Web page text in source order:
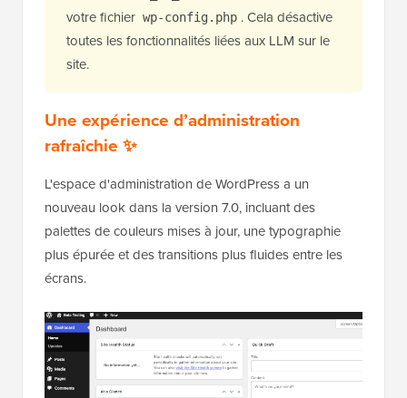
votre fichier wp-config.php . Cela désactive
toutes les fonctionnalités liées aux LLM sur le
site.
Une expérience d’administration
rafraîchie ✨
L'espace d'administration de WordPress a un
nouveau look dans la version 7.0, incluant des
palettes de couleurs mises à jour, une typographie
plus épurée et des transitions plus fluides entre les
écrans.